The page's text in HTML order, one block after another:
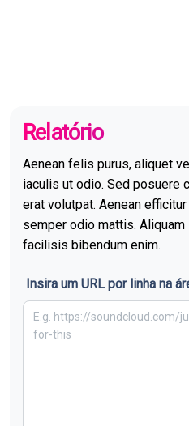
Relatório
Aenean felis purus, aliquet
iaculis ut odio. Sed posuere
erat volutpat. Aenean
semper odio mattis.
facilisis bibendum enim.
Insira um URL por linha na